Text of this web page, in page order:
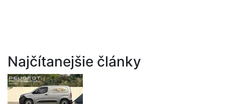
Najčítanejšie články